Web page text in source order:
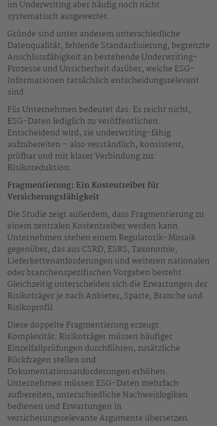
im Underwriting aber häufig noch nicht
systematisch ausgewertet.
Gründe sind unter anderem unterschiedliche
Datenqualität, fehlende Standardisierung, begrenzte
Anschlussfähigkeit an bestehende Underwriting-
Prozesse und Unsicherheit darüber, welche ESG-
Informationen tatsächlich entscheidungsrelevant
sind.
Für Unternehmen bedeutet das: Es reicht nicht,
ESG-Daten lediglich zu veröffentlichen.
Entscheidend wird, sie underwriting-fähig
aufzubereiten – also verständlich, konsistent,
prüfbar und mit klarer Verbindung zur
Risikoreduktion.
Fragmentierung: Ein Kostentreiber für
Versicherungsfähigkeit
Die Studie zeigt außerdem, dass Fragmentierung zu
einem zentralen Kostentreiber werden kann.
Unternehmen stehen einem Regulatorik-Mosaik
gegenüber, das aus CSRD, ESRS, Taxonomie,
Lieferkettenanforderungen und weiteren nationalen
oder branchenspezifischen Vorgaben besteht.
Gleichzeitig unterscheiden sich die Erwartungen der
Risikoträger je nach Anbieter, Sparte, Branche und
Risikoprofil.
Diese doppelte Fragmentierung erzeugt
Komplexität: Risikoträger müssen häufiger
Einzelfallprüfungen durchführen, zusätzliche
Rückfragen stellen und
Dokumentationsanforderungen erhöhen.
Unternehmen müssen ESG-Daten mehrfach
aufbereiten, unterschiedliche Nachweislogiken
bedienen und Erwartungen in
versicherungsrelevante Argumente übersetzen.